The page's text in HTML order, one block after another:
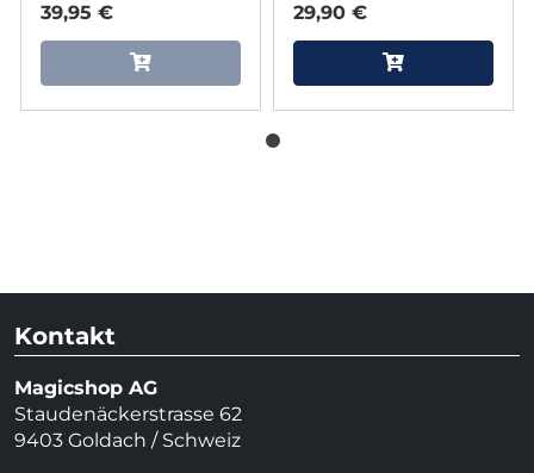
39,95 € 29,90 €
Kontakt
Magicshop AG
Staudenäckerstrasse 62
9403 Goldach / Schweiz